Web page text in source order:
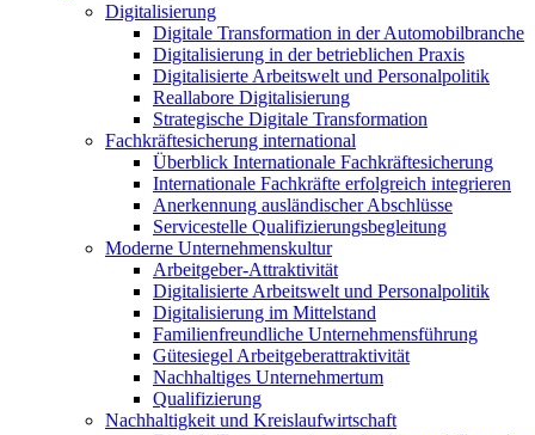
Digitalisierung
Digitale Transformation in der Automobilbranche
Digitalisierung in der betrieblichen Praxis
Digitalisierte Arbeitswelt und Personalpolitik
Reallabore Digitalisierung
Strategische Digitale Transformation
Fachkräftesicherung international
Überblick Internationale Fachkräftesicherung
Internationale Fachkräfte erfolgreich integrieren
Anerkennung ausländischer Abschlüsse
Servicestelle Qualifizierungsbegleitung
Moderne Unternehmenskultur
Arbeitgeber-Attraktivität
Digitalisierte Arbeitswelt und Personalpolitik
Digitalisierung im Mittelstand
Familienfreundliche Unternehmensführung
Gütesiegel Arbeitgeberattraktivität
Nachhaltiges Unternehmertum
Qualifizierung
Nachhaltigkeit und Kreislaufwirtschaft